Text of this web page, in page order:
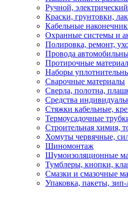
Ручной,
Краски, грунтовки,
Кабельные
Охранные системы и
Полировка, ремонт,
Провода
Протирочные
Наборы
Сварочные материалы
Сверла, полотна,
Средства
Стяжки кабельные,
Термоусадочные
Строительная химия,
Хомуты червячные,
Шиномонтаж
Шумоизоляционные
Тумблеры, кнопки,
Смазки и смазочные
Упаковка, пакеты,